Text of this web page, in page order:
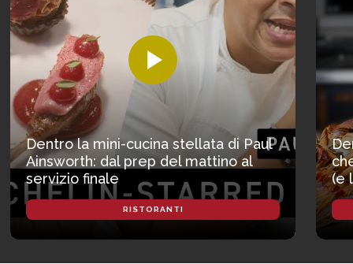
Dentro la mini-cucina stellata di Paul
Ainsworth: dal prep del mattino al
servizio finale
RISTORANTI
(e